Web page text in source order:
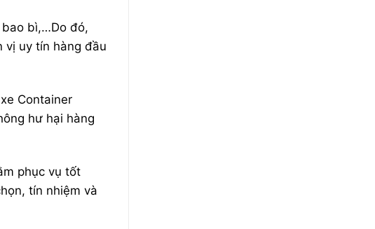
bao bì,…Do đó,
vị uy tín hàng đầu
Container
hư hại hàng
phục vụ tốt
tín nhiệm và